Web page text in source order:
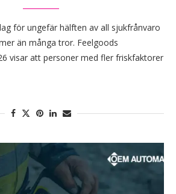
för ungefär hälften av all sjukfrånvaro
än många tror. Feelgoods
visar att personer med fler friskfaktorer